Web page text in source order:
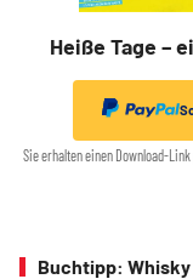
Heiße Tage –
Sie erhalten einen Download-
Buchtipp: Whisky